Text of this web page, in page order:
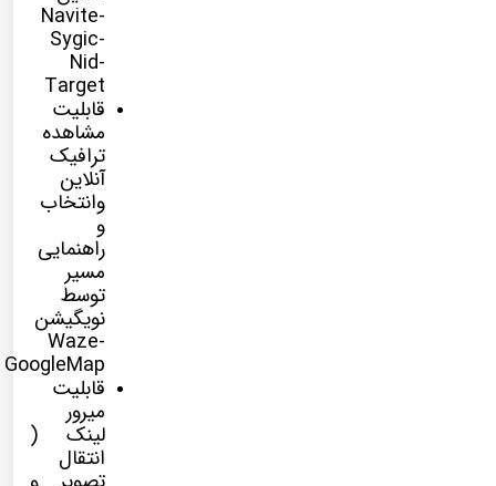
Navite-
Sygic-
Nid-
Target
قابلیت
مشاهده
ترافیک
آنلاین
وانتخاب
و
راهنمایی
مسیر
توسط
نویگیشن
Waze-
GoogleMap
قابلیت
میرور
لینک (
انتقال